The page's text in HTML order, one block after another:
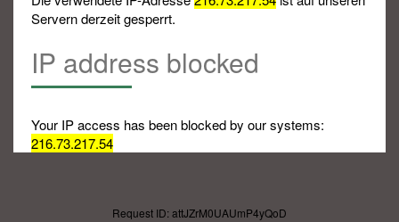
Servern derzeit gesperrt.
IP address blocked
Your IP access has been blocked by our systems:
216.73.217.54
Request ID: attJZrM0UAUmP4yQoD